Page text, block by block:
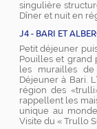
singulière
Dîner et nuit en
J4 - BARI ET
Petit déjeuner
Pouilles et grand
les murailles
Déjeuner à Bari.
région des
rappellent les
unique au
Visite du « Trullo